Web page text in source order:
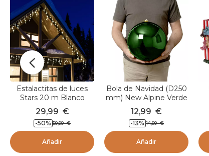
Estalactitas de luces
Stars 20 m Blanco
cálido 490 LED CB
29,99 €
-50% 59,99 €
Añadir
Bola de Navidad (D250
mm) New Alpine Verde
12,99 €
-13% 14,99 €
Añadir